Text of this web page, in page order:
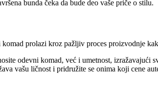
bunda čeka da bude deo vaše priče o stilu.
prolazi kroz pažljiv proces proizvodnje
odevni komad, već i umetnost, izražavajući
vašu ličnost i pridružite se onima koji cene